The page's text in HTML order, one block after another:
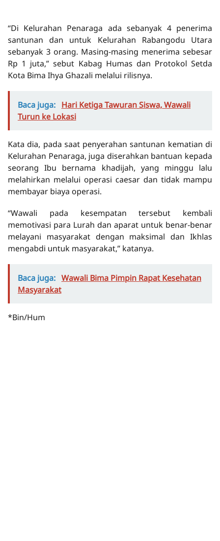
“Di Kelurahan Penaraga ada sebanyak 4 penerima
santunan dan untuk Kelurahan Rabangodu Utara
sebanyak 3 orang. Masing-masing menerima sebesar
Rp 1 juta,” sebut Kabag Humas dan Protokol Setda
Kota Bima Ihya Ghazali melalui rilisnya.
Baca juga: Hari Ketiga Tawuran Siswa, Wawali
Turun ke Lokasi
Kata dia, pada saat penyerahan santunan kematian di
Kelurahan Penaraga, juga diserahkan bantuan kepada
seorang Ibu bernama khadijah, yang minggu lalu
melahirkan melalui operasi caesar dan tidak mampu
membayar biaya operasi.
“Wawali pada kesempatan tersebut kembali
memotivasi para Lurah dan aparat untuk benar-benar
melayani masyarakat dengan maksimal dan Ikhlas
mengabdi untuk masyarakat,” katanya.
Baca juga: Wawali Bima Pimpin Rapat Kesehatan
Masyarakat
*Bin/Hum